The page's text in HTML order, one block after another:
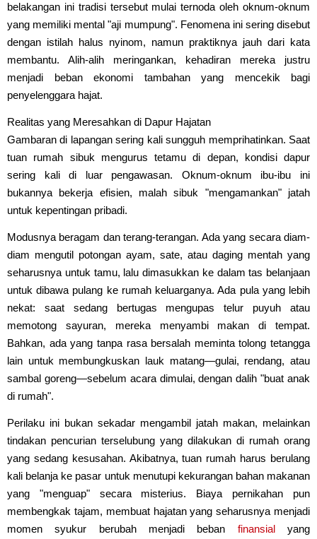
belakangan ini tradisi tersebut mulai ternoda oleh oknum-oknum
yang memiliki mental "aji mumpung". Fenomena ini sering disebut
dengan istilah halus nyinom, namun praktiknya jauh dari kata
membantu. Alih-alih meringankan, kehadiran mereka justru
menjadi beban ekonomi tambahan yang mencekik bagi
penyelenggara hajat.
Realitas yang Meresahkan di Dapur Hajatan
Gambaran di lapangan sering kali sungguh memprihatinkan. Saat
tuan rumah sibuk mengurus tetamu di depan, kondisi dapur
sering kali di luar pengawasan. Oknum-oknum ibu-ibu ini
bukannya bekerja efisien, malah sibuk "mengamankan" jatah
untuk kepentingan pribadi.
Modusnya beragam dan terang-terangan. Ada yang secara diam-
diam mengutil potongan ayam, sate, atau daging mentah yang
seharusnya untuk tamu, lalu dimasukkan ke dalam tas belanjaan
untuk dibawa pulang ke rumah keluarganya. Ada pula yang lebih
nekat: saat sedang bertugas mengupas telur puyuh atau
memotong sayuran, mereka menyambi makan di tempat.
Bahkan, ada yang tanpa rasa bersalah meminta tolong tetangga
lain untuk membungkuskan lauk matang—gulai, rendang, atau
sambal goreng—sebelum acara dimulai, dengan dalih "buat anak
di rumah".
Perilaku ini bukan sekadar mengambil jatah makan, melainkan
tindakan pencurian terselubung yang dilakukan di rumah orang
yang sedang kesusahan. Akibatnya, tuan rumah harus berulang
kali belanja ke pasar untuk menutupi kekurangan bahan makanan
yang "menguap" secara misterius. Biaya pernikahan pun
membengkak tajam, membuat hajatan yang seharusnya menjadi
momen syukur berubah menjadi beban finansialyang